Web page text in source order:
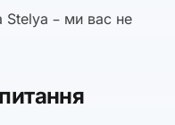
Stelya – ми вас не